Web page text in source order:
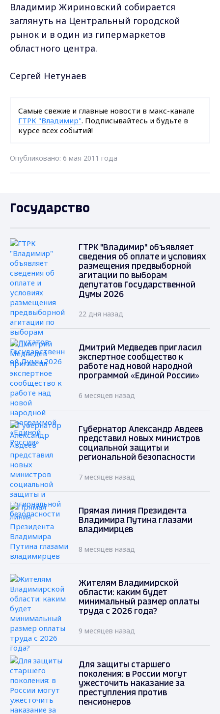
Владимир Жириновский собирается
заглянуть на Центральный городской
рынок и в один из гипермаркетов
областного центра.
Сергей Нетунаев
Самые свежие и главные новости в макс-канале
ГТРК "Владимир". Подписывайтесь и будьте в
курсе всех событий!
Опубликовано: 6 мая 2011 года
Государство
ГТРК "Владимир" объявляет
сведения об оплате и условиях
размещения предвыборной
агитации по выборам
депутатов Государственной
Думы 2026
22 дня назад
Дмитрий Медведев пригласил
экспертное сообщество к
работе над новой народной
программой «Единой России»
6 месяцев назад
Губернатор Александр Авдеев
представил новых министров
социальной защиты и
региональной безопасности
7 месяцев назад
Прямая линия Президента
Владимира Путина глазами
владимирцев
8 месяцев назад
Жителям Владимирской
области: каким будет
минимальный размер оплаты
труда с 2026 года?
9 месяцев назад
Для защиты старшего
поколения: в России могут
ужесточить наказание за
преступления против
пенсионеров